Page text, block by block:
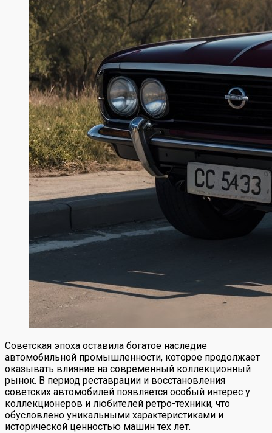
Советская эпоха оставила богатое наследие
автомобильной промышленности, которое продолжает
оказывать влияние на современный коллекционный
рынок. В период реставрации и восстановления
советских автомобилей появляется особый интерес у
коллекционеров и любителей ретро-техники, что
обусловлено уникальными характеристиками и
исторической ценностью машин тех лет.